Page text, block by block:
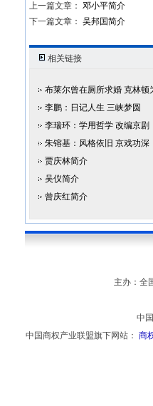
上一篇文章： 邓小平简介
下一篇文章： 吴邦国简介
相关链接
布莱尔曾在厕所求婚 克林顿
李鹏：日记人生 三峡梦圆
李瑞环：学用哲学 改编京剧
朱镕基：风格依旧 京戏功深
贾庆林简介
吴仪简介
曾庆红简介
主办：全
中
中国商权产业联盟旗下网站： 商